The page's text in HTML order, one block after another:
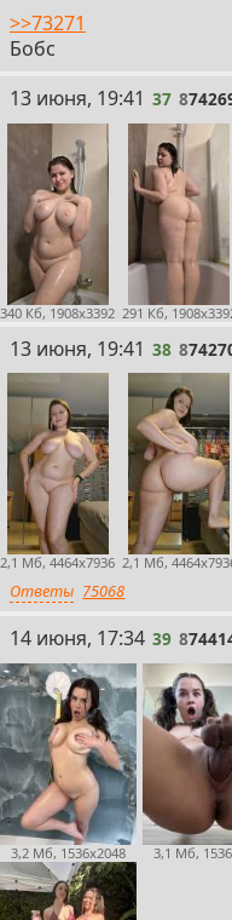
>>73271
Бобс
37
13 июня, 19:41 37 8
340 Кб, 1908x3392 291 Кб,
38
13 июня, 19:41 38 8
2,1 Мб, 4464x7936 2,1 Мб,
Ответы 75068
39
14 июня, 17:34 39 8
3,2 Мб, 1536x2048 3,1 Мб,